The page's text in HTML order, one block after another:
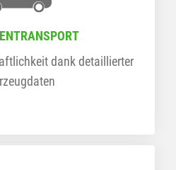
dank detaillierter